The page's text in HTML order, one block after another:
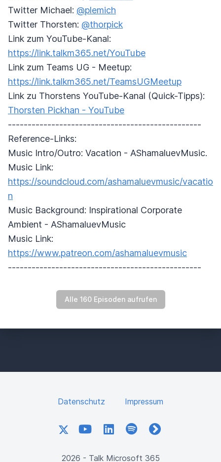
Twitter Michael: @plemich
Twitter Thorsten: @thorpick
Link zum YouTube-Kanal:
https://link.talkm365.net/YouTube
Link zum Teams UG - Meetup:
https://link.talkm365.net/TeamsUGMeetup
Link zu Thorstens YouTube-Kanal (Quick-Tipps):
Thorsten Pickhan - YouTube
-------------------------------------------------
Reference-Links:
Music Intro/Outro: Vacation - AShamaluevMusic.
Music Link:
https://soundcloud.com/ashamaluevmusic/vacatio
n
Music Background: Inspirational Corporate
Ambient - AShamaluevMusic
Music Link:
https://www.patreon.com/ashamaluevmusic
-------------------------------------------------
Alle 160 Episoden aufrufen
Datenschutz Impressum
X YouTubeLinkedInSpotifyfyyd
2026 - Talk Microsoft 365